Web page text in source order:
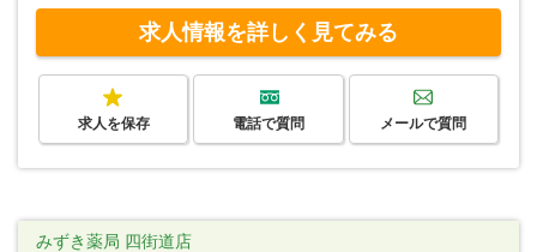
求人情報を詳しく見てみる
求人を保存 電話で質問 メールで質問
みずき薬局 四街道店